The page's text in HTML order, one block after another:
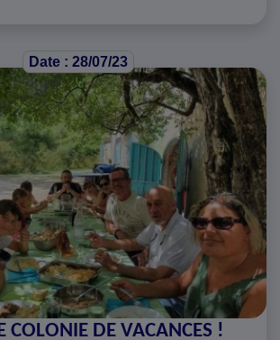
Date : 28/07/23
COLONIE DE VACANCES !